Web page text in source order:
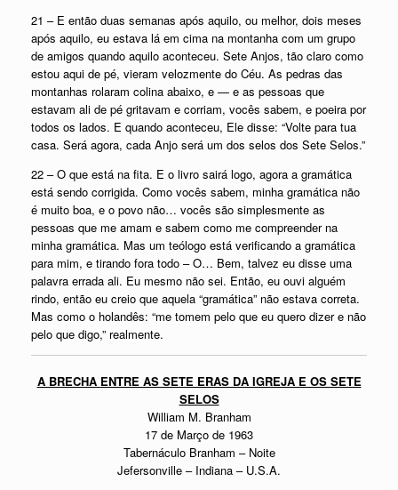
21 – E então duas semanas após aquilo, ou melhor, dois meses
após aquilo, eu estava lá em cima na montanha com um grupo
de amigos quando aquilo aconteceu. Sete Anjos, tão claro como
estou aqui de pé, vieram velozmente do Céu. As pedras das
montanhas rolaram colina abaixo, e — e as pessoas que
estavam ali de pé gritavam e corriam, vocês sabem, e poeira por
todos os lados. E quando aconteceu, Ele disse: “Volte para tua
casa. Será agora, cada Anjo será um dos selos dos Sete Selos.”
22 – O que está na fita. E o livro sairá logo, agora a gramática
está sendo corrigida. Como vocês sabem, minha gramática não
é muito boa, e o povo não… vocês são simplesmente as
pessoas que me amam e sabem como me compreender na
minha gramática. Mas um teólogo está verificando a gramática
para mim, e tirando fora todo – O… Bem, talvez eu disse uma
palavra errada ali. Eu mesmo não sei. Então, eu ouvi alguém
rindo, então eu creio que aquela “gramática” não estava correta.
Mas como o holandês: “me tomem pelo que eu quero dizer e não
pelo que digo,” realmente.
A BRECHA ENTRE AS SETE ERAS DA IGREJA E OS SETE
SELOS
William M. Branham
17 de Março de 1963
Tabernáculo Branham – Noite
Jefersonville – Indiana – U.S.A.